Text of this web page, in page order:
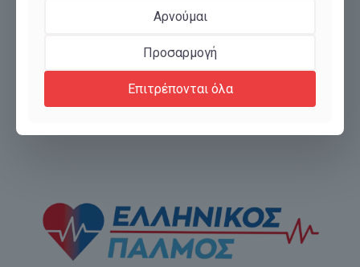
ΑΡΝΙΑ ΚΑΙ ΑΠΟ ΚΟΡΑΚΙΑ ΠΕΡΙΣΤΕΡΙΑ.
Διαβάστε περισσότερα
Αρνούμαι
Προσαρμογή
Επιτρέπονται όλα